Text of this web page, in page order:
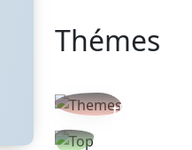
Thémes
thèmes